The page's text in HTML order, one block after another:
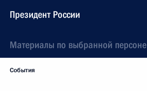
Президент России
Материалы по выбранной персоне
События